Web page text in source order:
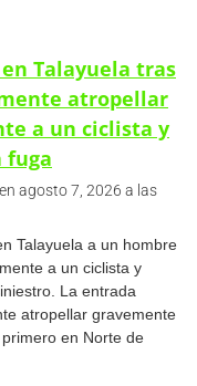
Talayuela tras
atropellar
a un ciclista y
fuga
en agosto 7, 2026 a las
Talayuela a un hombre
a un ciclista y
La entrada
atropellar gravemente
en Norte de